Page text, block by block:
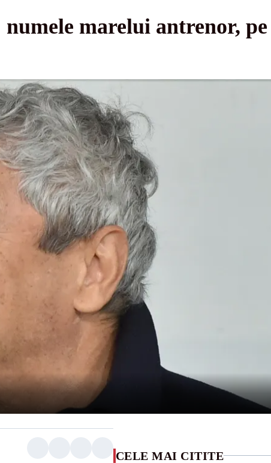
marelui antrenor, pe
CELE MAI CITITE